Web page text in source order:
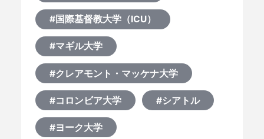
#国際基督教大学（ICU）
#マギル大学
#クレアモント・マッケナ大学
#コロンビア大学 #シアトル
#ヨーク大学